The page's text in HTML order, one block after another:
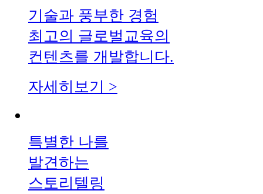
기술과 풍부한 경험
최고의 글로벌교육의
컨텐츠를 개발합니다.
자세히보기 >
특별한 나를
발견하는
스토리텔링